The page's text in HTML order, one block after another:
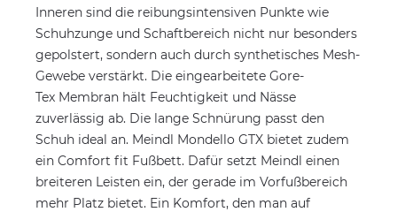
Inneren sind die reibungsintensiven Punkte wie
Schuhzunge und Schaftbereich nicht nur besonders
gepolstert, sondern auch durch synthetisches Mesh-
Gewebe verstärkt. Die eingearbeitete Gore-
Tex Membran hält Feuchtigkeit und Nässe
zuverlässig ab. Die lange Schnürung passt den
Schuh ideal an. Meindl Mondello GTX bietet zudem
ein Comfort fit Fußbett. Dafür setzt Meindl einen
breiteren Leisten ein, der gerade im Vorfußbereich
mehr Platz bietet. Ein Komfort, den man auf